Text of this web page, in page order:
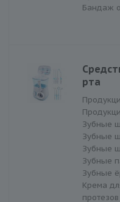
Бандаж
рта
Зубные
Зубные
Зубные
Зубные
Зубные
Крема
протезов